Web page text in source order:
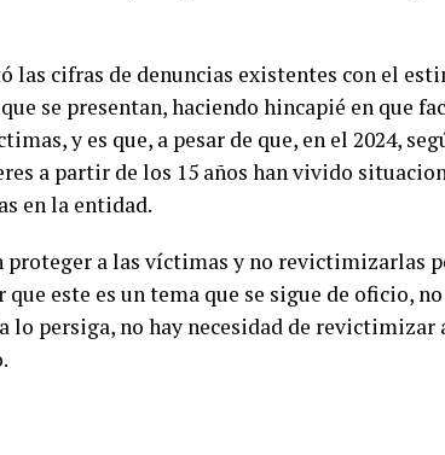
cifras de denuncias existentes con el
se presentan, haciendo hincapié en que
y es que, a pesar de que, en el 2024,
a partir de los 15 años han vivido
en la entidad.
a las víctimas y no revictimizarlas
este es un tema que se sigue de oficio, no
lo persiga, no hay necesidad de revictimizar